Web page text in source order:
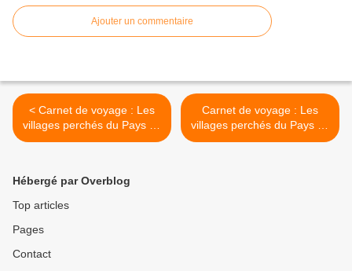
Ajouter un commentaire
< Carnet de voyage : Les
villages perchés du Pays de
Fayence (3) Mons
Carnet de voyage : Les
villages perchés du Pays de
Fayence (4) Gourdon >
Hébergé par Overblog
Top articles
Pages
Contact